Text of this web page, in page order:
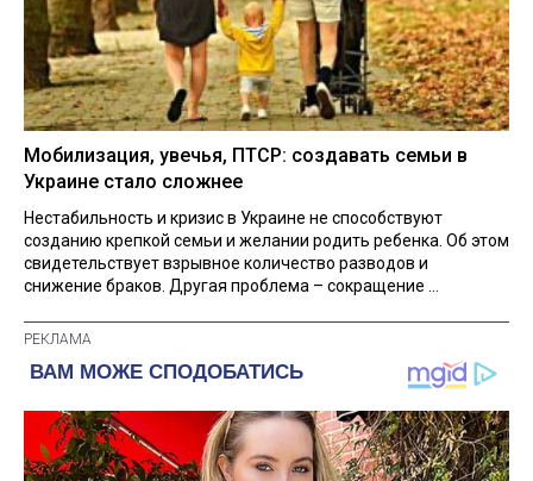
Мобилизация, увечья, ПТСР: создавать семьи в
Украине стало сложнее
Нестабильность и кризис в Украине не способствуют
созданию крепкой семьи и желании родить ребенка. Об этом
свидетельствует взрывное количество разводов и
снижение браков. Другая проблема – сокращение ...